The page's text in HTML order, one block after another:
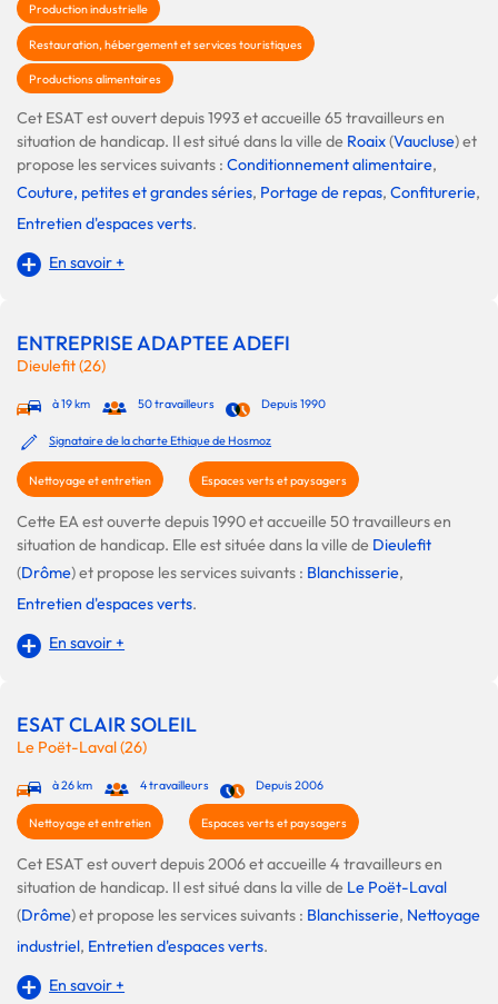
Production industrielle
Restauration, hébergement et services touristiques
Productions alimentaires
Cet ESAT est ouvert depuis 1993 et accueille 65 travailleurs en
situation de handicap. Il est situé dans la ville de Roaix(Vaucluse) et
propose les services suivants : Conditionnement alimentaire,
Couture, petites et grandes séries, Portage de repas, Confiturerie,
Entretien d'espaces verts.
En savoir +
ENTREPRISE ADAPTEE ADEFI
Dieulefit (26)
à 19 km 50 travailleurs Depuis 1990
Signataire de la charte Ethique de Hosmoz
Nettoyage et entretien Espaces verts et paysagers
Cette EA est ouverte depuis 1990 et accueille 50 travailleurs en
situation de handicap. Elle est située dans la ville de Dieulefit
(Drôme) et propose les services suivants : Blanchisserie,
Entretien d'espaces verts.
En savoir +
ESAT CLAIR SOLEIL
Le Poët-Laval (26)
à 26 km 4 travailleurs Depuis 2006
Nettoyage et entretien Espaces verts et paysagers
Cet ESAT est ouvert depuis 2006 et accueille 4 travailleurs en
situation de handicap. Il est situé dans la ville de Le Poët-Laval
(Drôme) et propose les services suivants : Blanchisserie, Nettoyage
industriel, Entretien d'espaces verts.
En savoir +